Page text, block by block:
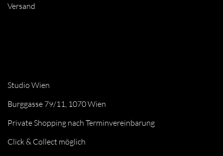
Versand
Studio Wien
Burggasse 79/11, 1070 Wien
Private Shopping nach Terminvereinbarung
Click & Collect möglich